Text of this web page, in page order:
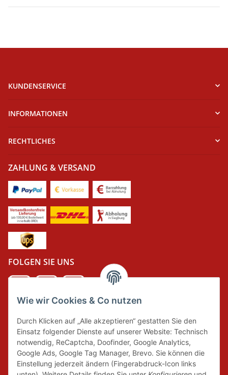
Wie wir Cookies & Co nutzen
Durch Klicken auf „Alle akzeptieren“ gestatten Sie den
Einsatz folgender Dienste auf unserer Website: Technisch
notwendig, ReCaptcha, Doofinder, Google Analytics,
Google Ads, Google Tag Manager, Brevo. Sie können die
Einstellung jederzeit ändern (Fingerabdruck-Icon links
KUNDENSERVICE
INFORMATIONEN
RECHTLICHES
ZAHLUNG & VERSAND
FOLGEN SIE UNS
Wir tragen Verantwortung und erfüllen unsere
Pflichten zur Systembeteiligung nach dem
Verpackungsgesetz.